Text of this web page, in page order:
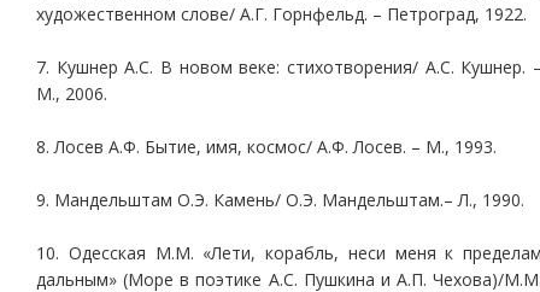
художественном слове/ А.Г. Горнфельд. – Петроград, 1922.
7. Кушнер А.С. В новом веке: стихотворения/ А.С. Кушнер.
М., 2006.
8. Лосев А.Ф. Бытие, имя, космос/ А.Ф. Лосев. – М., 1993.
9. Мандельштам О.Э. Камень/ О.Э. Мандельштам.– Л., 1990.
10. Одесская М.М. «Лети, корабль, неси меня к
дальным» (Море в поэтике А.С. Пушкина и А.П. Чехова)/